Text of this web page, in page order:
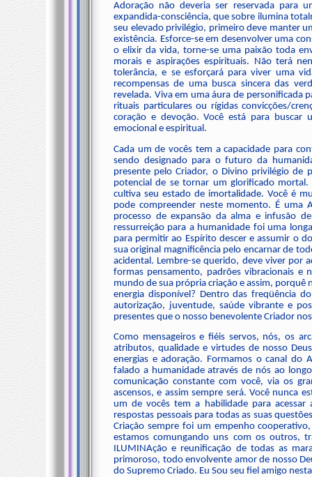
Adoração não deveria ser reservada para
expandida-consciência, que sobre ilumina
seu elevado privilégio, primeiro deve manter
existência. Esforce-se em desenvolver uma
o elixir da vida, torne-se uma paixão toda
morais e aspirações espirituais. Não terá
tolerância, e se esforçará para viver uma
recompensas de uma busca sincera das
revelada. Viva em uma áura de personificada
rituais particulares ou rígidas convicções/
coração e devoção. Você está para buscar
emocional e espiritual.
Cada um de vocês tem a capacidade para
sendo designado para o futuro da
presente pelo Criador, o Divino privilégio de
potencial de se tornar um glorificado
cultiva seu estado de imortalidade. Você é
pode compreender neste momento. É
processo de expansão da alma e infusão
ressurreição para a humanidade foi uma
para permitir ao Espírito descer e assumir o
sua original magnificência pelo encarnar de
acidental. Lembre-se querido, deve viver por
formas pensamento, padrões vibracionais e
mundo de sua própria criação e assim,
energia disponível? Dentro das freqüência
autorização, juventude, saúde vibrante e
presentes que o nosso benevolente Criador
Como mensageiros e fiéis servos, nós, os
atributos, qualidade e virtudes de nosso
energias e adoração. Formamos o canal do
falado a humanidade através de nós ao
comunicação constante com você, via os
ascensos, e assim sempre será. Você nunca
um de vocês tem a habilidade para
respostas pessoais para todas as suas
Criação sempre foi um empenho
estamos comungando uns com os outros,
ILUMINAção e reunificação de todas as
primoroso, todo envolvente amor de nosso
do Supremo Criado. Eu Sou seu fiel amigo